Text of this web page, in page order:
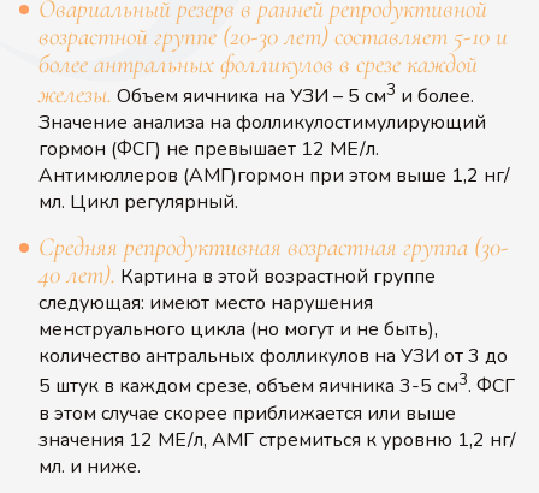
Овариальный резерв в ранней репродуктивной
возрастной группе (20-30 лет) составляет 5-10 и
более антральных фолликулов в срезе каждой
железы. Объем яичника на УЗИ – 5 см3 и более.
Значение анализа на фолликулостимулирующий
гормон (ФСГ) не превышает 12 МЕ/л.
Антимюллеров (АМГ)гормон при этом выше 1,2 нг/
мл. Цикл регулярный.
Средняя репродуктивная возрастная группа (30-
40 лет). Картина в этой возрастной группе
следующая: имеют место нарушения
менструального цикла (но могут и не быть),
количество антральных фолликулов на УЗИ от 3 до
5 штук в каждом срезе, объем яичника 3-5 см3. ФСГ
в этом случае скорее приближается или выше
значения 12 МЕ/л, АМГ стремиться к уровню 1,2 нг/
мл. и ниже.